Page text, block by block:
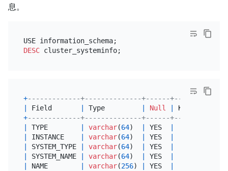
息。
DESC
+-------------+--------------+------+------
Field Type Null Key
+-------------+--------------+------+------
TYPE varchar(64) YES
INSTANCE varchar(64) YES
SYSTEM_TYPE varchar(64) YES
SYSTEM_NAME varchar(64) YES
NAME varchar(256) YES